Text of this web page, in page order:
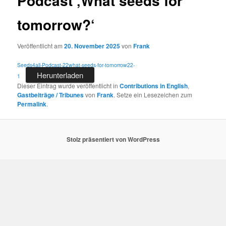
tomorrow?‘
Veröffentlicht am20. November 2025vonFrank
Seeds4all-Podcast-22what-seeds-for-tomorrow22-
1
Herunterladen
Dieser Eintrag wurde veröffentlicht inContributions in English,
Gastbeiträge / TribunesvonFrank. Setze ein Lesezeichen zum
Permalink.
Stolz präsentiert von WordPress